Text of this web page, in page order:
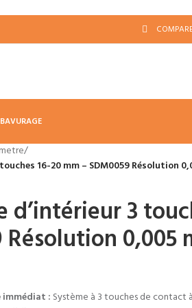
/
16-20 mm – SDM0059 Résolution
3
Résolution 0,005
: Système à 3 touches de contact